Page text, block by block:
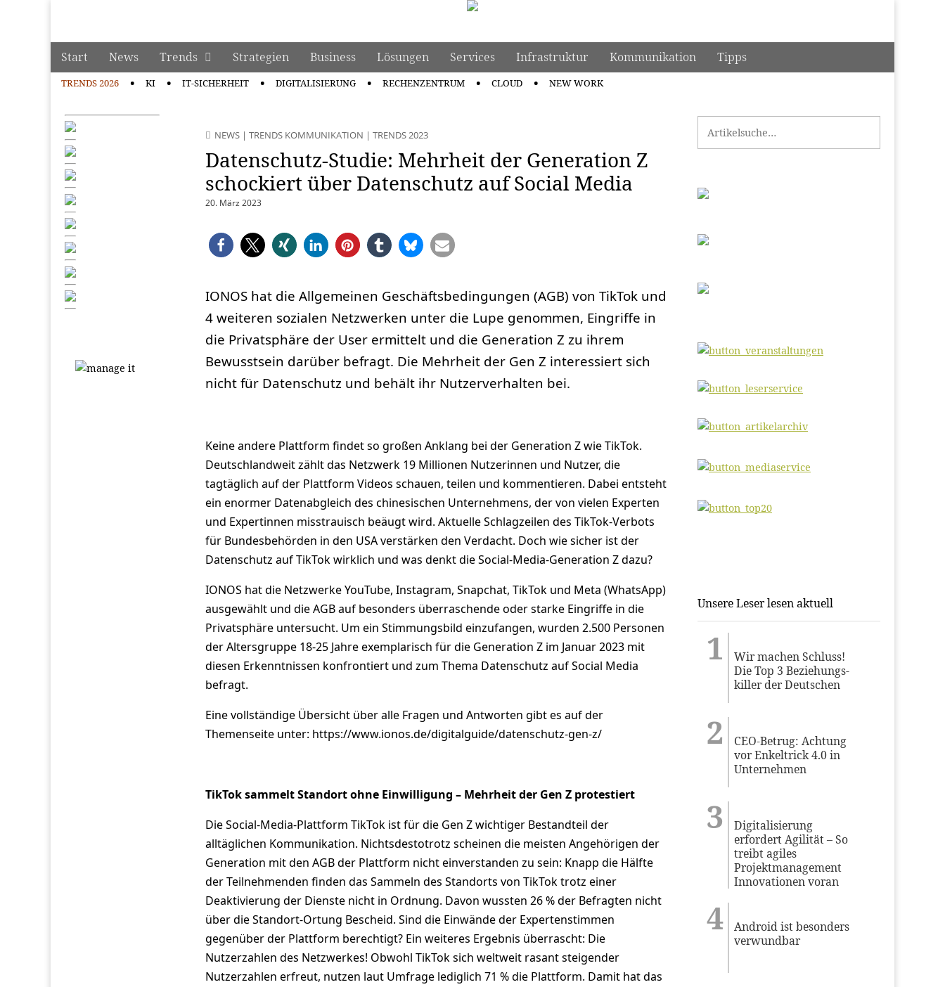
manage it
Main menu
Skip to content
Start News Trends Strategien Business Lösungen Services Infrastruktur Kommunikation Tipps
TRENDS 2026 KI IT-SICHERHEIT DIGITALISIERUNG RECHENZENTRUM CLOUD NEW WORK
NEWS| TRENDS KOMMUNIKATION | TRENDS 2023
Datenschutz-Studie: Mehrheit der Generation Z
schockiert über Datenschutz auf Social Media
20. März 2023
IONOS hat die Allgemeinen Geschäftsbedingungen (AGB) von TikTok und
4 weiteren sozialen Netzwerken unter die Lupe genommen, Eingriffe in
die Privatsphäre der User ermittelt und die Generation Z zu ihrem
Bewusstsein darüber befragt. Die Mehrheit der Gen Z interessiert sich
nicht für Datenschutz und behält ihr Nutzerverhalten bei.
Keine andere Plattform findet so großen Anklang bei der Generation Z wie TikTok.
Deutschlandweit zählt das Netzwerk 19 Millionen Nutzerinnen und Nutzer, die
tagtäglich auf der Plattform Videos schauen, teilen und kommentieren. Dabei entsteht
ein enormer Datenabgleich des chinesischen Unternehmens, der von vielen Experten
und Expertinnen misstrauisch beäugt wird. Aktuelle Schlagzeilen des TikTok-Verbots
für Bundesbehörden in den USA verstärken den Verdacht. Doch wie sicher ist der
Datenschutz auf TikTok wirklich und was denkt die Social-Media-Generation Z dazu?
IONOS hat die Netzwerke YouTube, Instagram, Snapchat, TikTok und Meta (WhatsApp)
ausgewählt und die AGB auf besonders überraschende oder starke Eingriffe in die
Privatsphäre untersucht. Um ein Stimmungsbild einzufangen, wurden 2.500 Personen
der Altersgruppe 18-25 Jahre exemplarisch für die Generation Z im Januar 2023 mit
diesen Erkenntnissen konfrontiert und zum Thema Datenschutz auf Social Media
befragt.
Eine vollständige Übersicht über alle Fragen und Antworten gibt es auf der
Themenseite unter: https://www.ionos.de/digitalguide/datenschutz-gen-z/
TikTok sammelt Standort ohne Einwilligung – Mehrheit der Gen Z protestiert
Die Social-Media-Plattform TikTok ist für die Gen Z wichtiger Bestandteil der
alltäglichen Kommunikation. Nichtsdestotrotz scheinen die meisten Angehörigen der
Generation mit den AGB der Plattform nicht einverstanden zu sein: Knapp die Hälfte
der Teilnehmenden finden das Sammeln des Standorts von TikTok trotz einer
Deaktivierung der Dienste nicht in Ordnung. Davon wussten 26 % der Befragten nicht
über die Standort-Ortung Bescheid. Sind die Einwände der Expertenstimmen
gegenüber der Plattform berechtigt? Ein weiteres Ergebnis überrascht: Die
Nutzerzahlen des Netzwerkes! Obwohl TikTok sich weltweit rasant steigender
Nutzerzahlen erfreut, nutzen laut Umfrage lediglich 71 % die Plattform. Damit hat das
Unsere Leser lesen aktuell
Wir machen Schluss!
Die Top 3 Beziehungs-
killer der Deutschen
CEO-Betrug: Achtung
vor Enkeltrick 4.0 in
Unternehmen
Digitalisierung
erfordert Agilität – So
treibt agiles
Projektmanagement
Innovationen voran
Android ist besonders
verwundbar